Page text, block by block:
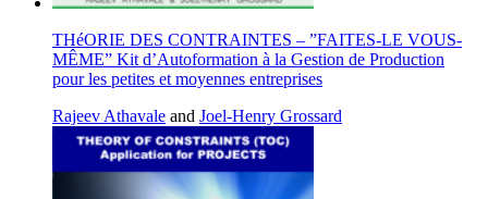
THéORIE DES CONTRAINTES – ”FAITES-LE VOUS-
MÊME” Kit d’Autoformation à la Gestion de Production
pour les petites et moyennes entreprises
Rajeev Athavale and Joel-Henry Grossard